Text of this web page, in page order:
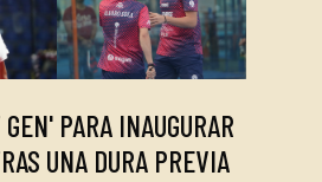
PARA INAUGURAR
UNA DURA PREVIA